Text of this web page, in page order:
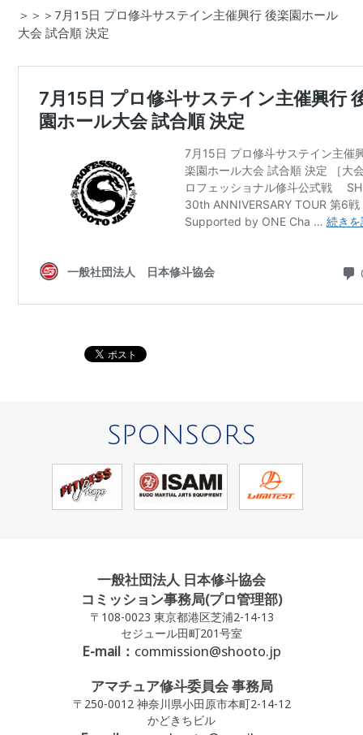
＞＞＞7月15日 プロ修斗サステイン主催興行 後楽園ホール
大会 試合順 決定
SPONSORS
一般社団法人 日本修斗協会
コミッション事務局(プロ管理部)
〒108-0023 東京都港区芝浦2-14-13
セジュール田町201号室
E-mail： commission@shooto.jp
アマチュア修斗委員会 事務局
〒250-0012 神奈川県小田原市本町2-14-12
かどきちビル